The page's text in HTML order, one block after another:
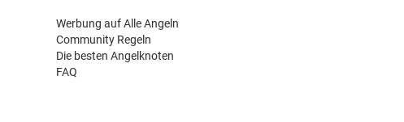
Werbung auf Alle Angeln
Community Regeln
Die besten Angelknoten
FAQ